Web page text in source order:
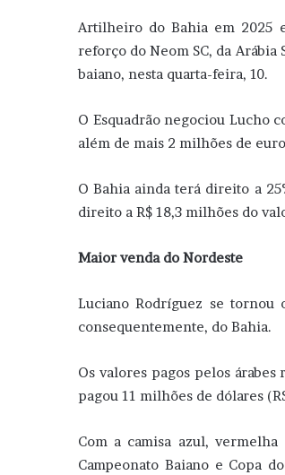
Artilheiro do Bahia em 2025
reforço do Neom SC, da
baiano, nesta quarta-feira, 10.
O Esquadrão negociou Lucho
além de mais 2 milhões de
O Bahia ainda terá direito a
direito a R$ 18,3 milhões do
Maior venda do Nordeste
Luciano Rodríguez se
consequentemente, do Bahia.
Os valores pagos pelos
pagou 11 milhões de dólares
Com a camisa azul,
Campeonato Baiano e Copa